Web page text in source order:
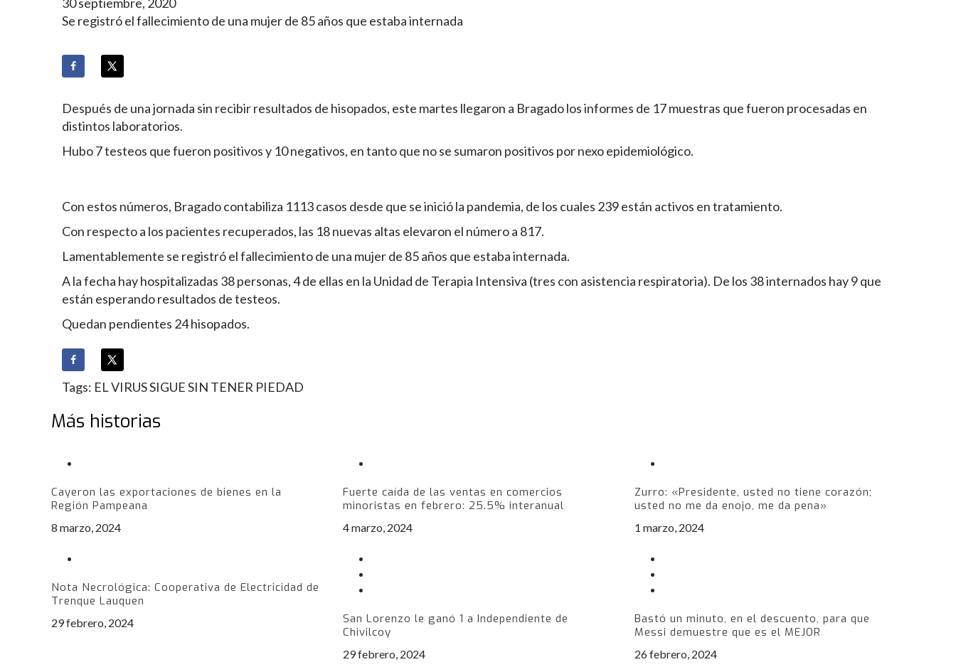
Se registró el fallecimiento de una mujer de 85 años que estaba internada
Después de una jornada sin recibir resultados de hisopados, este martes llegaron a Bragado los informes de 17 muestras que fueron procesadas en
distintos laboratorios.
Hubo 7 testeos que fueron positivos y 10 negativos, en tanto que no se sumaron positivos por nexo epidemiológico.
Con estos números, Bragado contabiliza 1113 casos desde que se inició la pandemia, de los cuales 239 están activos en tratamiento.
Con respecto a los pacientes recuperados, las 18 nuevas altas elevaron el número a 817.
Lamentablemente se registró el fallecimiento de una mujer de 85 años que estaba internada.
A la fecha hay hospitalizadas 38 personas, 4 de ellas en la Unidad de Terapia Intensiva (tres con asistencia respiratoria). De los 38 internados hay 9 que
están esperando resultados de testeos.
Quedan pendientes 24 hisopados.
Tags: EL VIRUS SIGUE SIN TENER PIEDAD
Más historias
Cayeron las exportaciones de bienes en la
Región Pampeana
8 marzo, 2024
Fuerte caída de las ventas en comercios
minoristas en febrero: 25.5% interanual
4 marzo, 2024
Zurro: «Presidente, usted no tiene corazón;
usted no me da enojo, me da pena»
1 marzo, 2024
Nota Necrológica: Cooperativa de Electricidad de
Trenque Lauquen
29 febrero, 2024
San Lorenzo le ganó 1 a Independiente de
Chivilcoy
29 febrero, 2024
Bastó un minuto, en el descuento, para que
Messi demuestre que es el MEJOR
26 febrero, 2024